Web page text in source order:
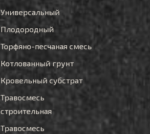
Универсальный
Плодородный
Торфяно-песчаная смесь
Котлованный грунт
Кровельный субстрат
Травосмесь
строительная
Травосмесь